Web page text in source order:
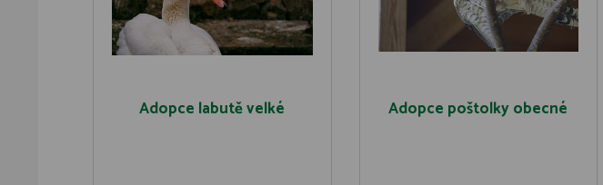
Adopce labutě velké Adopce poštolky obecné